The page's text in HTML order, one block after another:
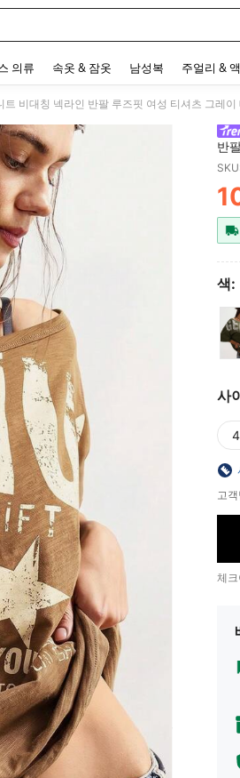
의류 속옷 & 잠옷 남성복 주얼리 &
비대칭 넥라인 반팔 루즈핏 여성 티셔츠 그레
반
여
색:
사
고
체